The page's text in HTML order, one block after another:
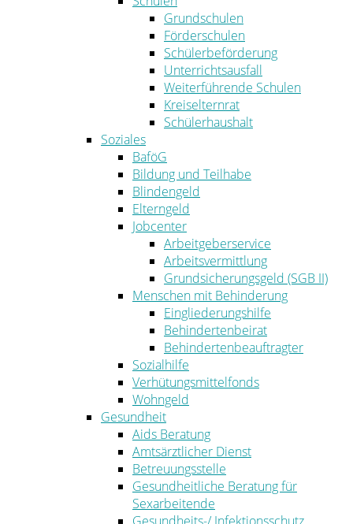
Grundschulen
Förderschulen
Schülerbeförderung
Unterrichtsausfall
Weiterführende Schulen
Kreiselternrat
Schülerhaushalt
Soziales
BaföG
Bildung und Teilhabe
Blindengeld
Elterngeld
Jobcenter
Arbeitgeberservice
Arbeitsvermittlung
Grundsicherungsgeld (SGB II)
Menschen mit Behinderung
Eingliederungshilfe
Behindertenbeirat
Behindertenbeauftragter
Sozialhilfe
Verhütungsmittelfonds
Wohngeld
Gesundheit
Aids Beratung
Amtsärztlicher Dienst
Betreuungsstelle
Gesundheitliche Beratung für
Sexarbeitende